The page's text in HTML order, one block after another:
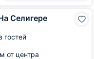
Селигере
гостей
от центра